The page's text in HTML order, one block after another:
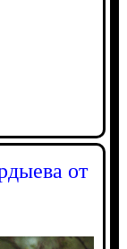
от